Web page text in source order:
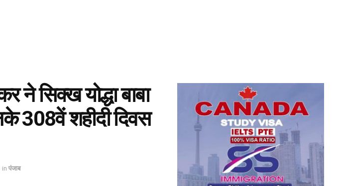
ने सिक्ख योद्धा बाबा
308वें शहीदी दिवस
in पंजाब